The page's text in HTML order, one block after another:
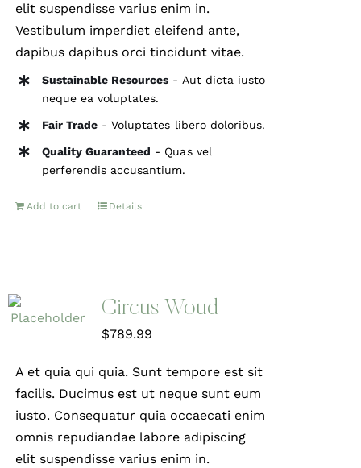
elit suspendisse varius enim in.
Vestibulum imperdiet eleifend ante,
dapibus dapibus orci tincidunt vitae.
Sustainable Resources - Aut dicta iusto
neque ea voluptates.
Fair Trade - Voluptates libero doloribus.
Quality Guaranteed - Quas vel
perferendis accusantium.
Add to cart Details
Circus Woud
$789.99
A et quia qui quia. Sunt tempore est sit
facilis. Ducimus est ut neque sunt eum
iusto. Consequatur quia occaecati enim
omnis repudiandae labore adipiscing
elit suspendisse varius enim in.